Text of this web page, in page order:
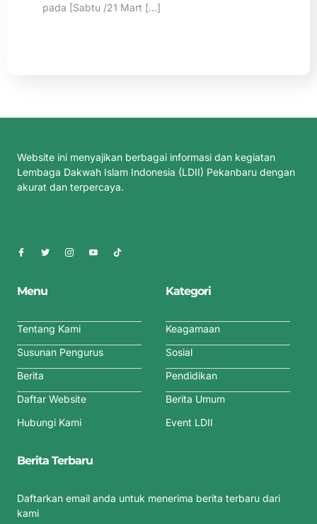
pada [Sabtu /21 Mart […]
Website ini menyajikan berbagai informasi dan kegiatan
Lembaga Dakwah Islam Indonesia (LDII) Pekanbaru dengan
akurat dan terpercaya.
Menu
Tentang Kami
Susunan Pengurus
Berita
Daftar Website
Hubungi Kami
Kategori
Keagamaan
Sosial
Pendidikan
Berita Umum
Event LDII
Berita Terbaru
Daftarkan email anda untuk menerima berita terbaru dari
kami